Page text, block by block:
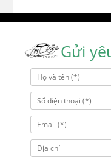
Gửi